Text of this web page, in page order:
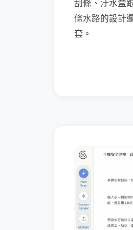
刮條、汙水盒
條水路的設計
套。